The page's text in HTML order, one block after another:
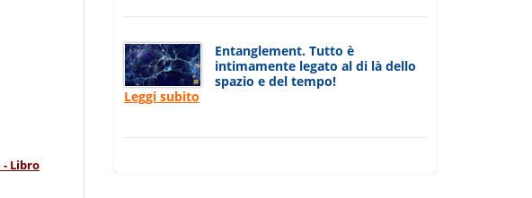
Libro
Entanglement. Tutto è
intimamente legato al di là dello
spazio e del tempo!
Leggi subito